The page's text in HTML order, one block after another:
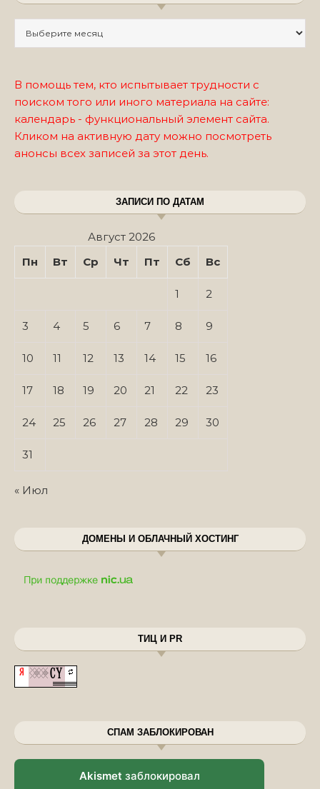
В помощь тем, кто испытывает трудности с
поиском того или иного материала на сайте:
календарь - функциональный элемент сайта.
Кликом на активную дату можно посмотреть
анонсы всех записей за этот день.
ЗАПИСИ ПО ДАТАМ
Август 2026
Пн
Вт Ср Чт Пт Сб Вс
1 2
3 4 5 6 7 8 9
10 11 12 13 14 15 16
17 18 19 20 21 22 23
24 25 26 27 28 29 30
31
« Июл
ДОМЕНЫ И ОБЛАЧНЫЙ ХОСТИНГ
ТИЦ И PR
СПАМ ЗАБЛОКИРОВАН
Akismet заблокировал